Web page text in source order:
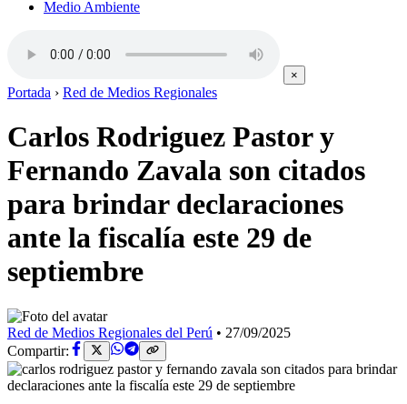
Medio Ambiente
×
Portada › Red de Medios Regionales
Carlos Rodriguez Pastor y
Fernando Zavala son citados
para brindar declaraciones
ante la fiscalía este 29 de
septiembre
Red de Medios Regionales del Perú • 27/09/2025
Compartir: